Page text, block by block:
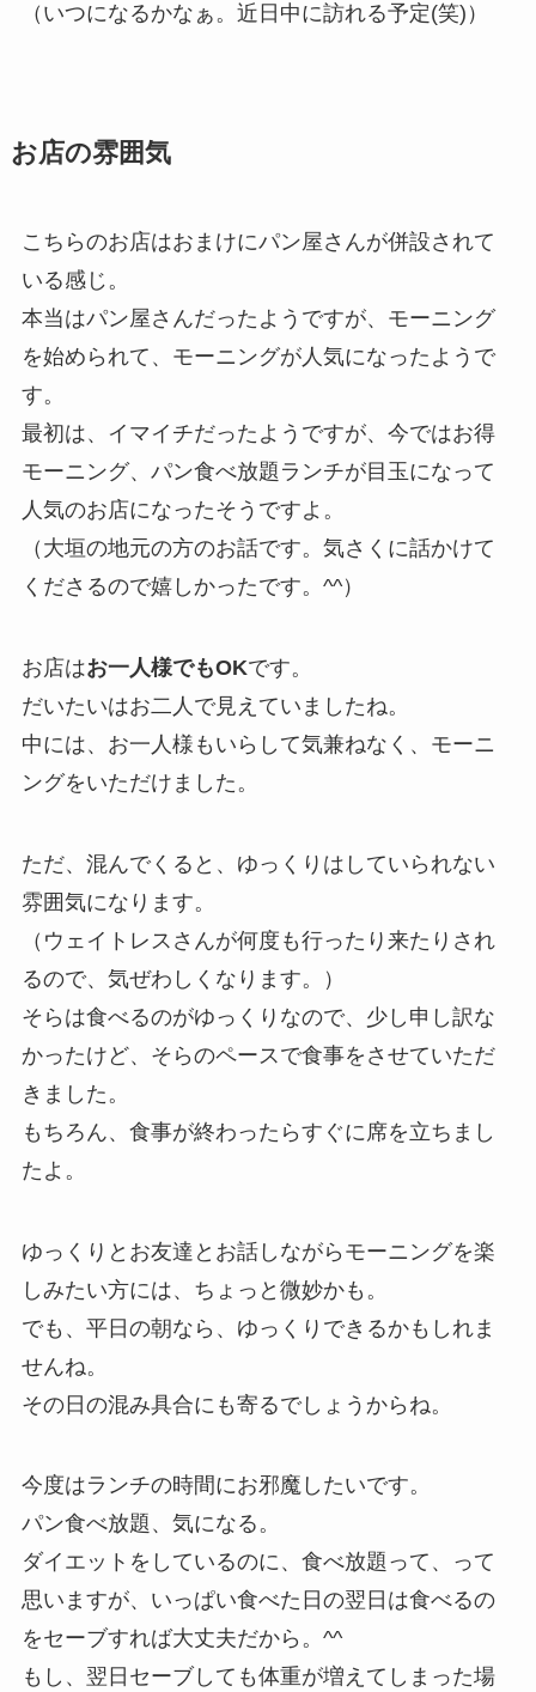
（いつになるかなぁ。近日中に訪れる予定(笑)）
お店の雰囲気
こちらのお店はおまけにパン屋さんが併設されて
いる感じ。
本当はパン屋さんだったようですが、モーニング
を始められて、モーニングが人気になったようで
す。
最初は、イマイチだったようですが、今ではお得
モーニング、パン食べ放題ランチが目玉になって
人気のお店になったそうですよ。
（大垣の地元の方のお話です。気さくに話かけて
くださるので嬉しかったです。^^）
お店はお一人様でもOKです。
だいたいはお二人で見えていましたね。
中には、お一人様もいらして気兼ねなく、モーニ
ングをいただけました。
ただ、混んでくると、ゆっくりはしていられない
雰囲気になります。
（ウェイトレスさんが何度も行ったり来たりされ
るので、気ぜわしくなります。）
そらは食べるのがゆっくりなので、少し申し訳な
かったけど、そらのペースで食事をさせていただ
きました。
もちろん、食事が終わったらすぐに席を立ちまし
たよ。
ゆっくりとお友達とお話しながらモーニングを楽
しみたい方には、ちょっと微妙かも。
でも、平日の朝なら、ゆっくりできるかもしれま
せんね。
その日の混み具合にも寄るでしょうからね。
今度はランチの時間にお邪魔したいです。
パン食べ放題、気になる。
ダイエットをしているのに、食べ放題って、って
思いますが、いっぱい食べた日の翌日は食べるの
をセーブすれば大丈夫だから。^^
もし、翌日セーブしても体重が増えてしまった場